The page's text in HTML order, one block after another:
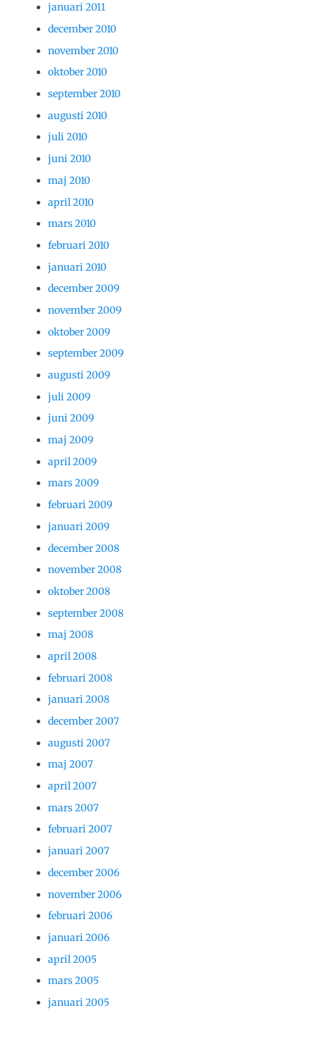
januari 2011
december 2010
november 2010
oktober 2010
september 2010
augusti 2010
juli 2010
juni 2010
maj 2010
april 2010
mars 2010
februari 2010
januari 2010
december 2009
november 2009
oktober 2009
september 2009
augusti 2009
juli 2009
juni 2009
maj 2009
april 2009
mars 2009
februari 2009
januari 2009
december 2008
november 2008
oktober 2008
september 2008
maj 2008
april 2008
februari 2008
januari 2008
december 2007
augusti 2007
maj 2007
april 2007
mars 2007
februari 2007
januari 2007
december 2006
november 2006
februari 2006
januari 2006
april 2005
mars 2005
januari 2005